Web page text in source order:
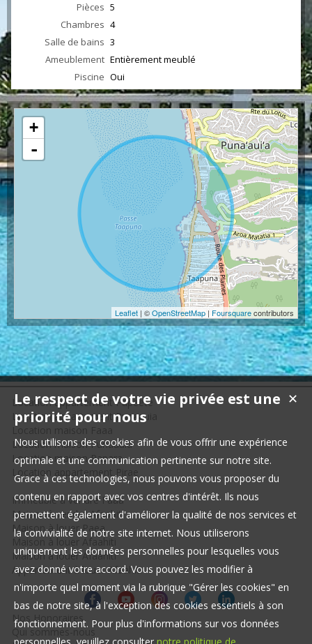
Pièces 5
Chambres 4
Salle de bains 3
Ameublement Entièrement meublé
Piscine Oui
+
-
Leaflet | ©OpenStreetMap | Foursquarecontributors
Location appartement Papeete
Location appartement Punaauia
Location maison Faaa
Location maison Punaauia
Location maison Papara
Location appartement Pirae
Immeuble à vendre Faaa
Maison à vendre Afaahiti
Maison à louer Paea
Maison à louer Afaahiti
Appartement à louer Afaahiti
Nos Honoraires
Qui sommes-nous
✕
Le respect de votre vie privée est une
priorité pour nous
Nous utilisons des cookies afin de vous offrir une expérience
optimale et une communication pertinente sur notre site.
Grace à ces technologies, nous pouvons vous proposer du
contenu en rapport avec vos centres d'intérêt. Ils nous
permettent également d'améliorer la qualité de nos services et
la convivialité de notre site internet. Nous utiliserons
uniquement les données personnelles pour lesquelles vous
avez donné votre accord. Vous pouvez les modifier à
n'importe quel moment via la rubrique "Gérer les cookies" en
bas de notre site, à l'exception des cookies essentiels à son
fonctionnement. Pour plus d'informations sur vos données